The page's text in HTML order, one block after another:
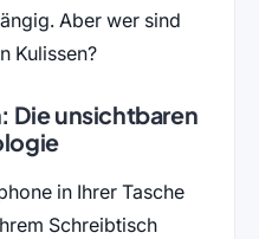
Aber wer sind
Kulissen?
Die unsichtbaren
in Ihrer Tasche
Schreibtisch